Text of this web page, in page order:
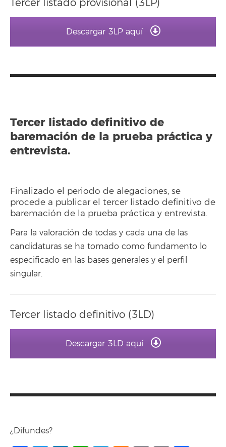
Tercer listado provisional (3LP)
Descargar 3LP aquí
Tercer listado definitivo de
baremación de la prueba práctica y
entrevista.
Finalizado el periodo de alegaciones, se
procede a publicar el tercer listado definitivo de
baremación de la prueba práctica y entrevista.
Para la valoración de todas y cada una de las
candidaturas se ha tomado como fundamento lo
especificado en las bases generales y el perfil
singular.
Tercer listado definitivo (3LD)
Descargar 3LD aquí
¿Difundes?